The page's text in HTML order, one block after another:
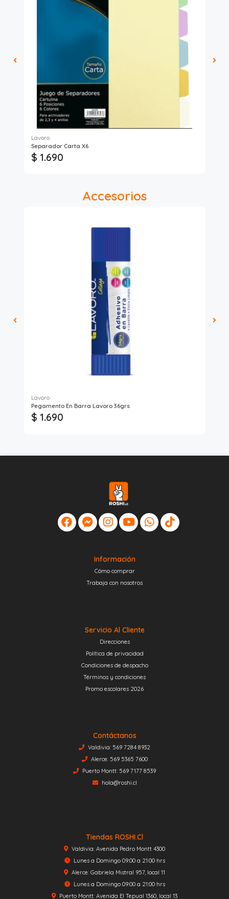
Lavoro
Separador Carta X6
$ 1.690
Accesorios
Lavoro
Pegamento En Barra Lavoro 36grs
$ 1.690
Información
Cómo comprar
Trabaja con nosotros
Servicio Al Cliente
Direcciones
Política de privacidad
Condiciones de despacho
Términos y condiciones
Promo escolares 2026
Contáctanos
Valdivia: 569 7284 8932
Alerce: 569 5365 7600
Puerto Montt: 569 7177 8539
hola@roshi.cl
Tiendas ROSHI.cl
Valdivia: Avenida Pedro Montt 4300
Lunes a Domingo 09:00 a 21:00 hrs
Alerce: Gabriela Mistral 957, local 11
Lunes a Domingo 09:00 a 21:00 hrs
Puerto Montt: Avenida El Tepual 1360, local 13